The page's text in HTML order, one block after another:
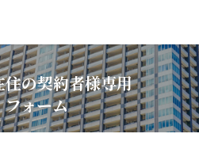
の契約者様専用
ォーム